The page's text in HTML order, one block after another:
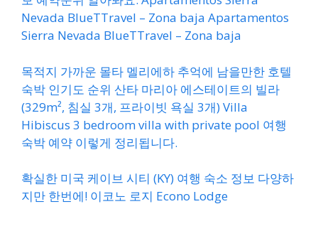
Nevada BlueTTravel – Zona baja Apartamentos
Sierra Nevada BlueTTravel – Zona baja
목적지 가까운 몰타 멜리에하 추억에 남을만한 호텔
숙박 인기도 순위 산타 마리아 에스테이트의 빌라
(329m², 침실 3개, 프라이빗 욕실 3개) Villa
Hibiscus 3 bedroom villa with private pool 여행
숙박 예약 이렇게 정리됩니다.
확실한 미국 케이브 시티 (KY) 여행 숙소 정보 다양하
지만 한번에! 이코노 로지 Econo Lodge